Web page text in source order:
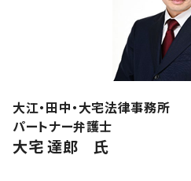
大江・田中・大宅法律事務所
パートナー弁護士
大宅 達郎 氏